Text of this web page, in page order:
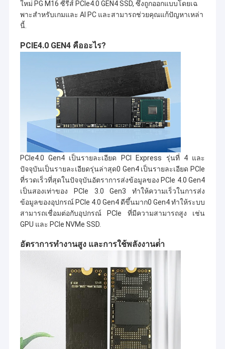
ใหม่ PG M16 ซีรีส์ PCIe4.0 GEN4 SSD, ซึ่งถูกออกแบบโดยเฉ
พาะสําหรับเกมและ AI PC และสามารถช่วยคุณแก้ปัญหาเหล่า
นี้.
PCIE4.0 GEN4 คืออะไร?
PCIe4.0 Gen4 เป็นรายละเอียด PCI Express รุ่นที่ 4 และ
ปัจจุบันเป็นรายละเอียดรุ่นล่าสุด0 Gen4 เป็นรายละเอียด PCIe
ที่รวดเร็วที่สุดในปัจจุบันอัตราการส่งข้อมูลของ PCIe 4.0 Gen4
เป็นสองเท่าของ PCIe 3.0 Gen3 ทําให้ความเร็วในการส่ง
ข้อมูลของอุปกรณ์ PCIe 4.0 Gen4 ดีขึ้นมาก0 Gen4 ทําให้ระบบ
สามารถเชื่อมต่อกับอุปกรณ์ PCIe ที่มีความสามารถสูง เช่น
GPU และ PCIe NVMe SSD.
อัตราการทํางานสูง และการใช้พลังงานต่ํา